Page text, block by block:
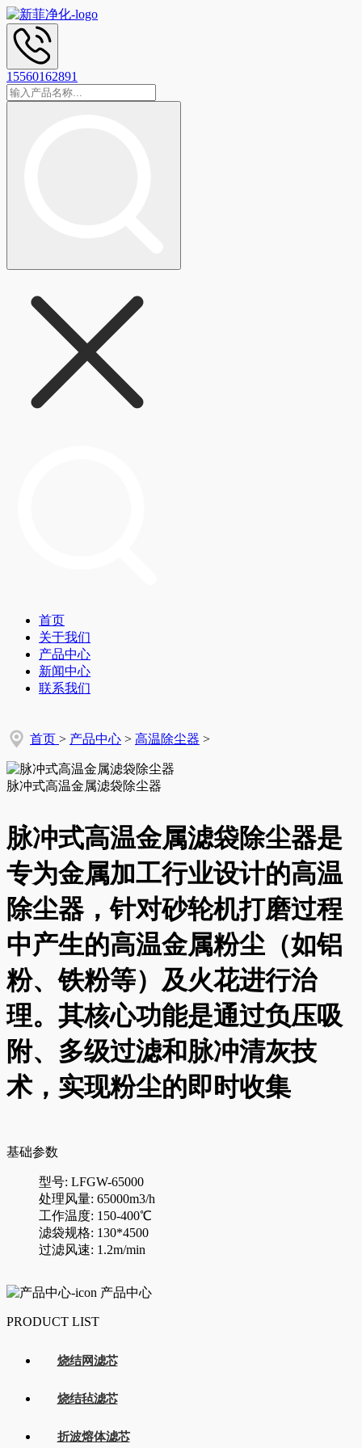
15560162891
首页
关于我们
产品中心
新闻中心
联系我们
首页 > 产品中心 > 高温除尘器 >
脉冲式高温金属滤袋除尘器
脉冲式高温金属滤袋除尘器是
专为金属加工行业设计的高温
除尘器，针对砂轮机打磨过程
中产生的高温金属粉尘（如铝
粉、铁粉等）及火花进行治
理。其核心功能是通过负压吸
附、多级过滤和脉冲清灰技
术，实现粉尘的即时收集
基础参数
型号: LFGW-65000
处理风量: 65000m3/h
工作温度: 150-400℃
滤袋规格: 130*4500
过滤风速: 1.2m/min
产品中心
PRODUCT LIST
烧结网滤芯
烧结毡滤芯
折波熔体滤芯